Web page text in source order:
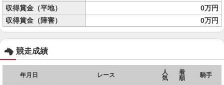
収得賞金（平地）
0万円
収得賞金（障害）
0万円
競走成績
年月日 レース
人
気
着
順
騎手